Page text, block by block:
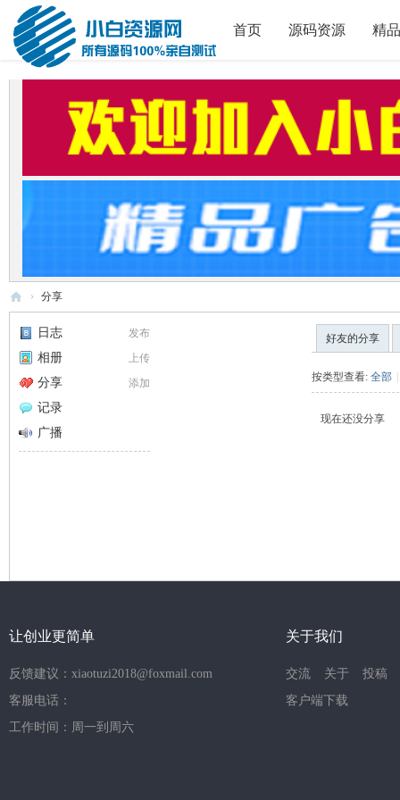
首页 源码资源 精
白
码
› 分享
发布
日志
上传
相册
添加
分享
记录
广播
好友的分享
按类型查看: 全部 |
现在还没分享
让创业更简单
反馈建议：xiaotuzi2018@foxmail.com
客服电话：
工作时间：周一到周六
关于我们
交流 关于
投稿
客户端下载